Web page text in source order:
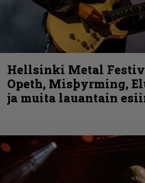
Hellsinki Metal
Opeth, Misþyrming,
ja muita lauantain